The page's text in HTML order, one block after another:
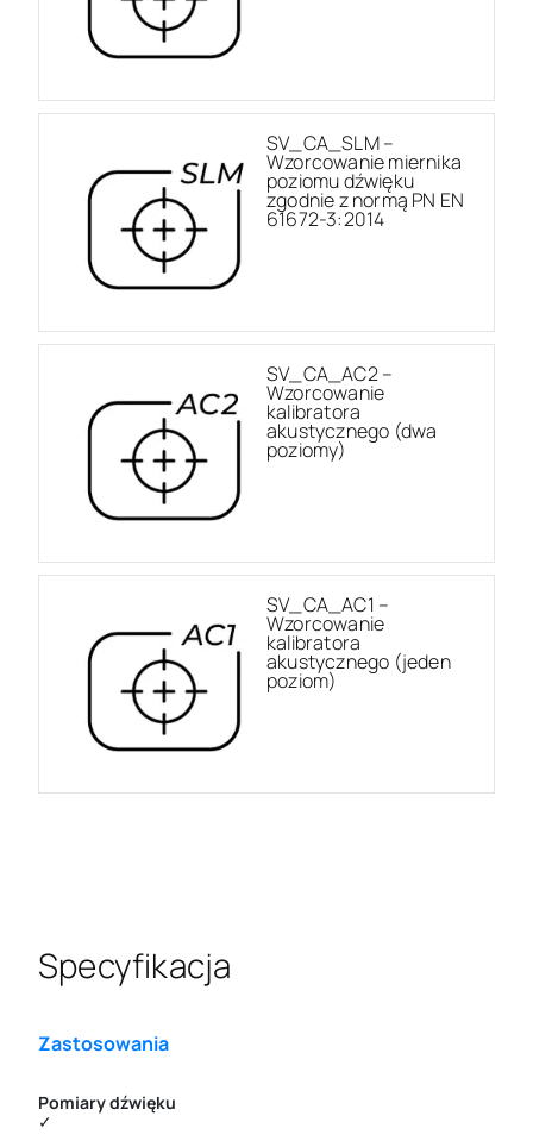
SV_CA_SLM –
Wzorcowanie miernika
poziomu dźwięku
zgodnie z normą PN EN
61672-3:2014
SV_CA_AC2 –
Wzorcowanie
kalibratora
akustycznego (dwa
poziomy)
SV_CA_AC1 –
Wzorcowanie
kalibratora
akustycznego (jeden
poziom)
Specyfikacja
Zastosowania
Pomiary dźwięku
✓